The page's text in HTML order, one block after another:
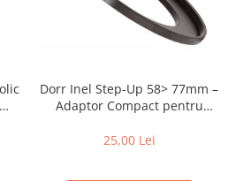
Dorr Inel Step-Up 58> 77mm –
Adaptor Compact pentru
25,00 Lei